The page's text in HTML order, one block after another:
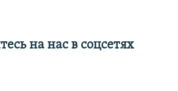
на нас в соцсетях